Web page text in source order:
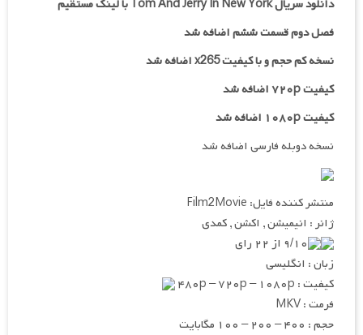
دانلود سریال Tom And Jerry In New York با لینک مستقیم
فصل دوم قسمت ششم اضافه شد
نسخه کم حجم و با کیفیت x265 اضافه شد
کیفیت ۷۲۰p اضافه شد
کیفیت ۱۰۸۰p اضافه شد
نسخه دوبله فارسی اضافه شد
منتشر کننده فایل: Film2Movie
ژانر : انیمیشن , اکشن , کمدی
۹/۱۰ از ۲۲ رای
زبان : انگلیسی
کیفیت : ۴۸۰p – ۷۲۰p – ۱۰۸۰p
فرمت : MKV
حجم : ۴۰۰ – ۲۰۰ – ۱۰۰ مگابایت